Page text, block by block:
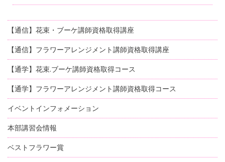
【通信】花束・ブーケ講師資格取得講座
【通信】フラワーアレンジメント講師資格取得講座
【通学】花束.ブーケ講師資格取得コース
【通学】フラワーアレンジメント講師資格取得コース
イベントインフォメーション
本部講習会情報
ベストフラワー賞